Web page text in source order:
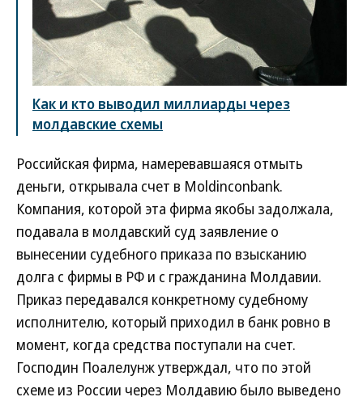
Как и кто выводил миллиарды через
молдавские схемы
Российская фирма, намеревавшаяся отмыть
деньги, открывала счет в Moldinconbank.
Компания, которой эта фирма якобы задолжала,
подавала в молдавский суд заявление о
вынесении судебного приказа по взысканию
долга с фирмы в РФ и с гражданина Молдавии.
Приказ передавался конкретному судебному
исполнителю, который приходил в банк ровно в
момент, когда средства поступали на счет.
Господин Поалелунж утверждал, что по этой
схеме из России через Молдавию было выведено